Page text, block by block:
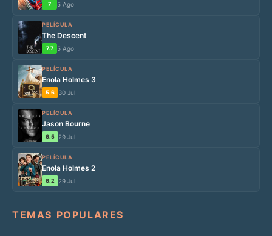
7 5 Ago
PELÍCULA
The Descent
7.7 5 Ago
PELÍCULA
Enola Holmes 3
5.6 30 Jul
PELÍCULA
Jason Bourne
6.5 29 Jul
PELÍCULA
Enola Holmes 2
6.2 29 Jul
TEMAS POPULARES